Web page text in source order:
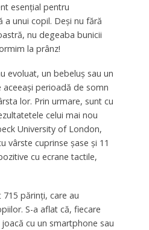
esenţial pentru
a unui copil. Deși nu fără
nu degeaba bunicii
la prânz!
evoluat, un bebeluș sau un
perioadă de somn
lor. Prin urmare, sunt cu
celui mai nou
University of London,
vârste cuprinse şase şi 11
cu ecrane tactile,
părinţi, care au
S-a aflat că, fiecare
cu un smartphone sau